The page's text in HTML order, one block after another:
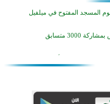
متسابق
أجواء إيمانية مميزة